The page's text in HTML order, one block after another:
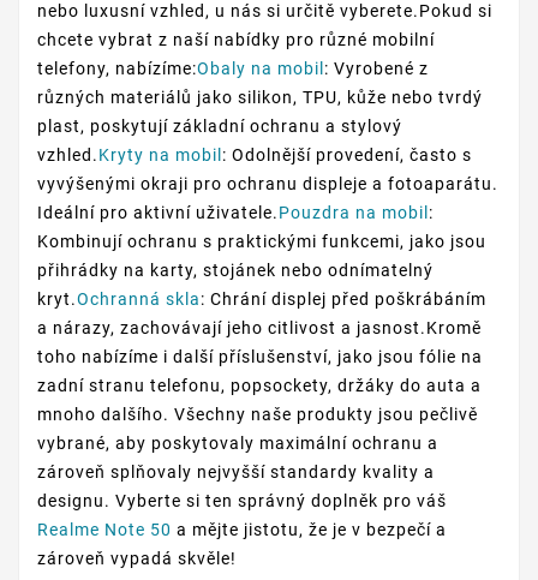
nebo luxusní vzhled, u nás si určitě vyberete.Pokud si
chcete vybrat z naší nabídky pro různé mobilní
telefony, nabízíme:Obaly na mobil : Vyrobené z
různých materiálů jako silikon, TPU, kůže nebo tvrdý
plast, poskytují základní ochranu a stylový
vzhled.Kryty na mobil : Odolnější provedení, často s
vyvýšenými okraji pro ochranu displeje a fotoaparátu.
Ideální pro aktivní uživatele.Pouzdra na mobil :
Kombinují ochranu s praktickými funkcemi, jako jsou
přihrádky na karty, stojánek nebo odnímatelný
kryt.Ochranná skla: Chrání displej před poškrábáním
a nárazy, zachovávají jeho citlivost a jasnost.Kromě
toho nabízíme i další příslušenství, jako jsou fólie na
zadní stranu telefonu, popsockety, držáky do auta a
mnoho dalšího. Všechny naše produkty jsou pečlivě
vybrané, aby poskytovaly maximální ochranu a
zároveň splňovaly nejvyšší standardy kvality a
designu. Vyberte si ten správný doplněk pro váš
Realme Note 50 a mějte jistotu, že je v bezpečí a
zároveň vypadá skvěle!